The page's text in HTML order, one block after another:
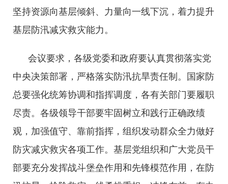
坚持资源向基层倾斜、力量向一线下沉，着力提升
基层防汛减灾救灾能力。
会议要求，各级党委和政府要认真贯彻落实党
中央决策部署，严格落实防汛抗旱责任制。国家防
总要强化统筹协调和指挥调度，各有关部门要履职
尽责。各级领导干部要牢固树立和践行正确政绩
观，加强值守、靠前指挥，组织发动群众全力做好
防灾减灾救灾各项工作。基层党组织和广大党员干
部要充分发挥战斗堡垒作用和先锋模范作用，在防